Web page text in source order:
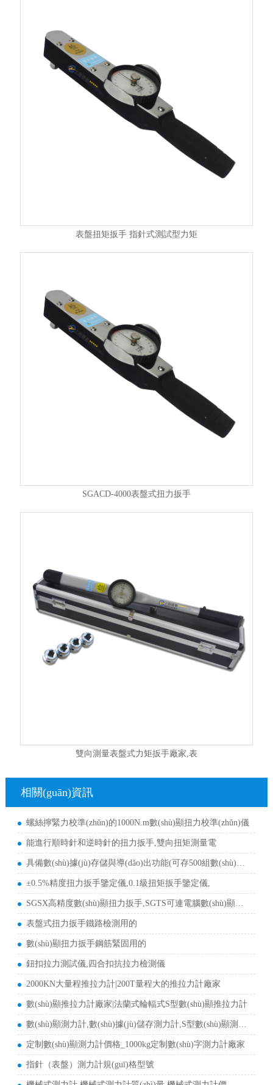
表盤扭矩扳手 指針式測試型力矩
SGACD-4000表盤式扭力扳手
雙向測量表盤式力矩扳手廠家,表
相關(guān)資訊
螺絲擰緊力校準(zhǔn)的1000N.m數(shù)顯扭力校準(zhǔn)儀
能進行順時針和逆時針的扭力扳手,雙向扭矩測量電
具備數(shù)據(jù)存儲與導(dǎo)出功能(可存500組數(shù)據(jù))數(shù)顯式扭
±0.5%精度扭力扳手鑒定儀,0.1級扭矩扳手鑒定儀,
SGSX高精度數(shù)顯扭力扳手,SGTS可連電腦數(shù)顯扭力扳
表盤式扭力扳手鐵路檢測用的
數(shù)顯扭力扳手鋼筋緊固用的
鈕扣拉力測試儀,四合扣抗拉力檢測儀
2000KN大量程推拉力計|200T量程大的推拉力計廠家
數(shù)顯推拉力計廠家|法蘭式輪輻式S型數(shù)顯推拉力計
數(shù)顯測力計,數(shù)據(jù)儲存測力計,S型數(shù)顯測力計,卸扣
定制數(shù)顯測力計價格_1000kg定制數(shù)字測力計廠家
指針（表盤）測力計規(guī)格型號